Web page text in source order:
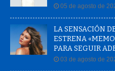
05 de agosto de
LA SENSACIÓN
ESTRENA
PARA SEGUIR
03 de agosto de